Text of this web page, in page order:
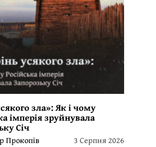
зла»: Як і чому
імперія зруйнувала
Січ
Прокопів 3 Серпня 2026